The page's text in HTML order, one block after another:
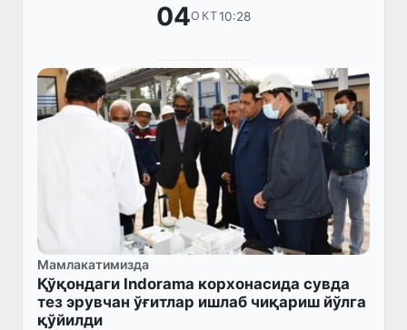
04ОКТ10:28
Мамлакатимизда
Қўқондаги Indorama корхонасида сувда
тез эрувчан ўғитлар ишлаб чиқариш йўлга
қўйилди